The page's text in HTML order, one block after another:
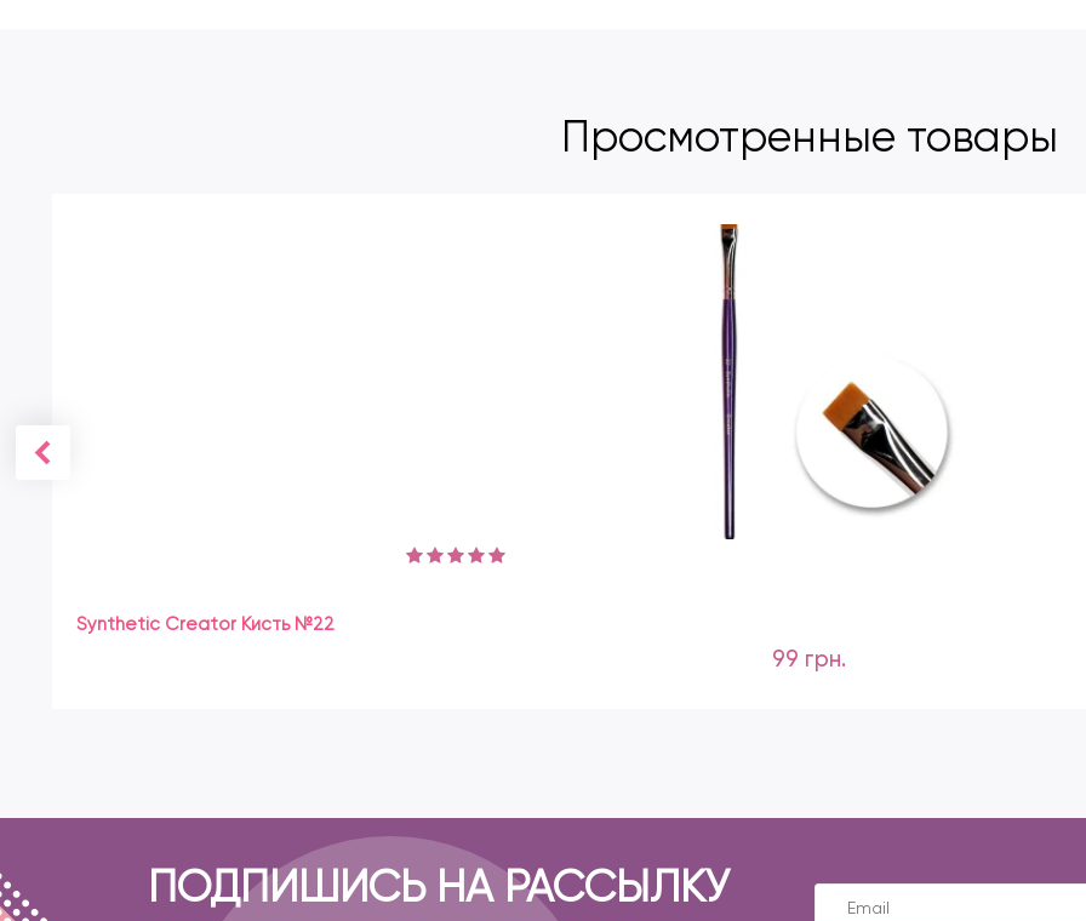
Просмотренные товары
Synthetic Creator Кисть №22
99 грн.
ПОДПИШИСЬ НА РАССЫЛКУ